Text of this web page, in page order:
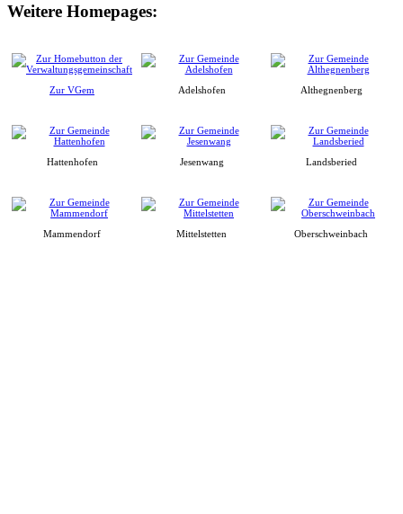
Weitere Homepages:
Zur VGem Adelshofen Althegnenberg
Hattenhofen Jesenwang Landsberied
Mammendorf Mittelstetten Oberschweinbach